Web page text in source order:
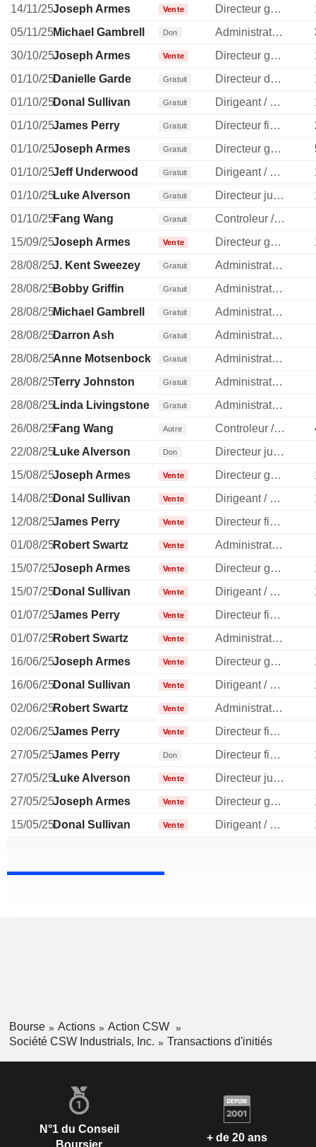
14/11/25Joseph Armes Vente Directeur general
05/11/25Michael Gambrell Don Administrateur
30/10/25Joseph Armes Vente Directeur general
01/10/25Danielle Garde Gratuit Directeur des ressources humaines
01/10/25Donal Sullivan Gratuit Dirigeant / cadre principal
01/10/25James Perry Gratuit Directeur financier
01/10/25Joseph Armes Gratuit Directeur general
01/10/25Jeff Underwood Gratuit Dirigeant / cadre principal
01/10/25Luke Alverson Gratuit Directeur juridique
01/10/25Fang Wang Gratuit
Controleur / auditeur
15/09/25Joseph Armes Vente Directeur general
28/08/25J. Kent Sweezey Gratuit
Administrateur
28/08/25Bobby Griffin Gratuit
Administrateur
28/08/25Michael Gambrell Gratuit
Administrateur
28/08/25Darron Ash Gratuit
Administrateur
28/08/25Anne Motsenbocker Gratuit
Administrateur
28/08/25Terry Johnston Gratuit
Administrateur
28/08/25Linda Livingstone Gratuit
Administrateur
26/08/25Fang Wang Autre Controleur / auditeur
22/08/25Luke Alverson Don
Directeur juridique
15/08/25Joseph Armes Vente Directeur general
14/08/25Donal Sullivan Vente Dirigeant / cadre principal
12/08/25James Perry Vente
Directeur financier
01/08/25Robert Swartz Vente
Administrateur
15/07/25Joseph Armes Vente Directeur general
15/07/25Donal Sullivan Vente Dirigeant / cadre principal
01/07/25James Perry Vente
Directeur financier
01/07/25Robert Swartz Vente
Administrateur
16/06/25Joseph Armes Vente Directeur general
16/06/25Donal Sullivan Vente Dirigeant / cadre principal
02/06/25Robert Swartz Vente
Administrateur
02/06/25James Perry Vente
Directeur financier
27/05/25James Perry Don Directeur financier
27/05/25Luke Alverson Vente
Directeur juridique
27/05/25Joseph Armes Vente Directeur general
15/05/25Donal Sullivan Vente Dirigeant / cadre principal
Bourse Actions
Action CSW
Société CSW Industrials, Inc.
Transactions d'initiés
N°1 du Conseil
Boursier
+ de 20 ans